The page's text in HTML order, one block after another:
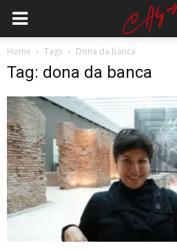
Home Tags Dona da banca
Tag: dona da banca